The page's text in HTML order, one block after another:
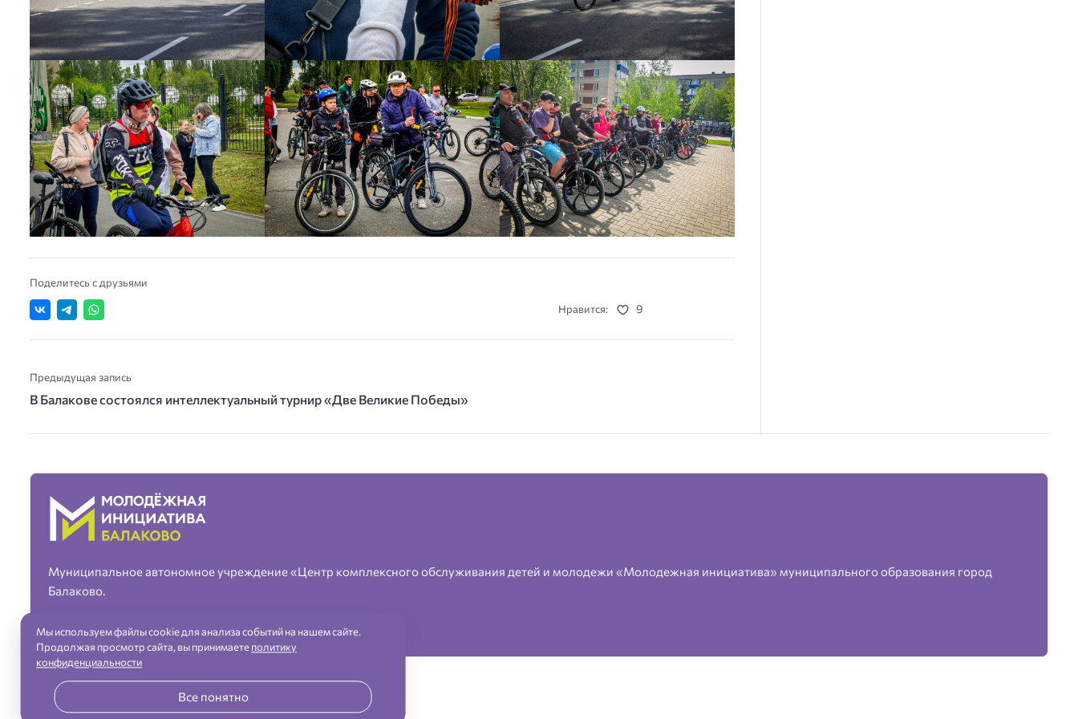
Поделитесь с друзьями
Нравится: 9
Предыдущая запись
В Балакове состоялся интеллектуальный турнир «Две Великие Победы»
Муниципальное автономное учреждение «Центр комплексного обслуживания детей и молодежи «Молодежная инициатива» муниципального образования город
Балаково.
«Молодежная инициатива» город Балаково — официальный сайт ©
2026
Разработка сайта и дизайн:revtail.ru
Мы используем файлы cookie для анализа событий на нашем сайте.
Продолжая просмотр сайта, вы принимаетеполитику
конфиденциальности
Все понятно